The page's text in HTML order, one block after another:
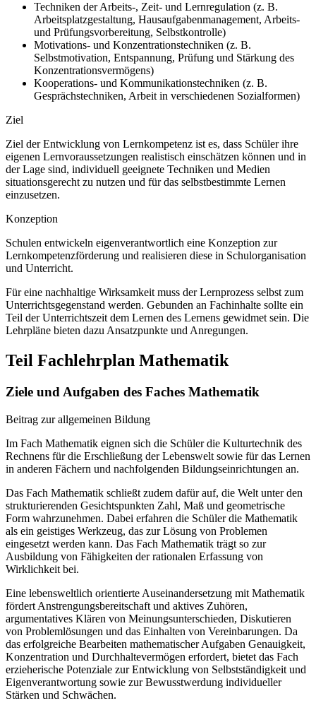
Techniken der Arbeits-, Zeit- und Lernregulation (z. B.
Arbeitsplatzgestaltung, Hausaufgabenmanagement, Arbeits-
und Prüfungsvorbereitung, Selbstkontrolle)
Motivations- und Konzentrationstechniken (z. B.
Selbstmotivation, Entspannung, Prüfung und Stärkung des
Konzentrationsvermögens)
Kooperations- und Kommunikationstechniken (z. B.
Gesprächstechniken, Arbeit in verschiedenen Sozialformen)
Ziel
Ziel der Entwicklung von Lernkompetenz ist es, dass Schüler ihre
eigenen Lernvoraussetzungen realistisch einschätzen können und in
der Lage sind, individuell geeignete Techniken und Medien
situationsgerecht zu nutzen und für das selbstbestimmte Lernen
einzusetzen.
Konzeption
Schulen entwickeln eigenverantwortlich eine Konzeption zur
Lernkompetenzförderung und realisieren diese in Schulorganisation
und Unterricht.
Für eine nachhaltige Wirksamkeit muss der Lernprozess selbst zum
Unterrichtsgegenstand werden. Gebunden an Fachinhalte sollte ein
Teil der Unterrichtszeit dem Lernen des Lernens gewidmet sein. Die
Lehrpläne bieten dazu Ansatzpunkte und Anregungen.
Teil Fachlehrplan Mathematik
Ziele und Aufgaben des Faches Mathematik
Beitrag zur allgemeinen Bildung
Im Fach Mathematik eignen sich die Schüler die Kulturtechnik des
Rechnens für die Erschließung der Lebenswelt sowie für das Lernen
in anderen Fächern und nachfolgenden Bildungseinrichtungen an.
Das Fach Mathematik schließt zudem dafür auf, die Welt unter den
strukturierenden Gesichtspunkten Zahl, Maß und geometrische
Form wahrzunehmen. Dabei erfahren die Schüler die Mathematik
als ein geistiges Werkzeug, das zur Lösung von Problemen
eingesetzt werden kann. Das Fach Mathematik trägt so zur
Ausbildung von Fähigkeiten der rationalen Erfassung von
Wirklichkeit bei.
Eine lebensweltlich orientierte Auseinandersetzung mit Mathematik
fördert Anstrengungsbereitschaft und aktives Zuhören,
argumentatives Klären von Meinungsunterschieden, Diskutieren
von Problemlösungen und das Einhalten von Vereinbarungen. Da
das erfolgreiche Bearbeiten mathematischer Aufgaben Genauigkeit,
Konzentration und Durchhaltevermögen erfordert, bietet das Fach
erzieherische Potenziale zur Entwicklung von Selbstständigkeit und
Eigenverantwortung sowie zur Bewusstwerdung individueller
Stärken und Schwächen.